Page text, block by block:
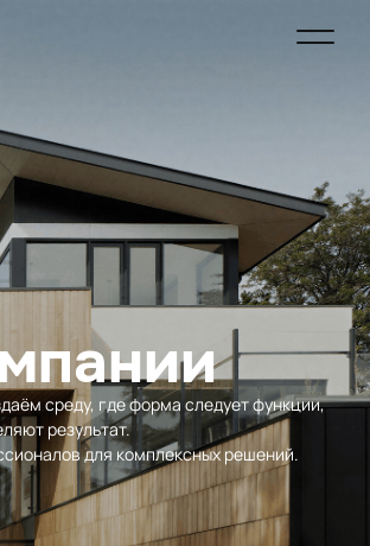
среду, где форма следует функции,
результат.
для комплексных решений.